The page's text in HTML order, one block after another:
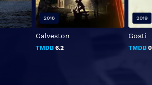
Galveston
TMDB 6.2
2018
Gosti
TMDB0
2019